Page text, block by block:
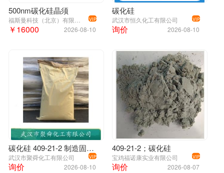
500nm碳化硅晶须
VIP
2026-08-10
￥16000
碳化硅
武汉市恒久化工有限公司 VIP
2026-08-10
询价
碳化硅 409-21-2 制造固结磨具 涂附磨具和自由研磨
武汉市聚舜化工有限公司 VIP
2026-08-10
询价
409-21-2；碳化硅
宝鸡福诺康实业有限公司 VIP
2026-08-07
询价